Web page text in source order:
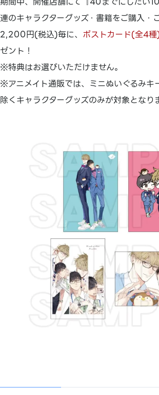
連のキャラクターグッズ・書籍をご購入・
2,200円(税込)毎に、 ポストカード(全4
ゼント！
※特典はお選びいただけません。
※アニメイト通販では、ミニぬいぐるみキ
除くキャラクターグッズのみが対象となり